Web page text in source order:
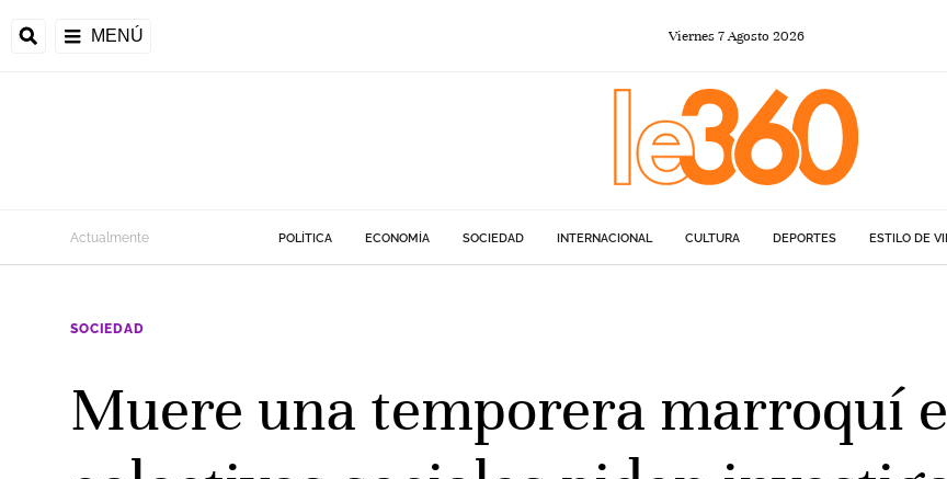
MENÚ Viernes7Agosto 2026
Actualmente POLÍTICA ECONOMÍA SOCIEDAD INTERNACIONAL CULTURA DEPORTES ESTILO DE
SOCIEDAD
Muere una temporera marroquí